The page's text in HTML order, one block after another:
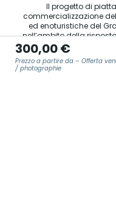
300,00 €
Prezzo a partire da – Offerta
/ photographie
Il progetto di
commercializzazione
ed enoturistiche del
nell’ambito della